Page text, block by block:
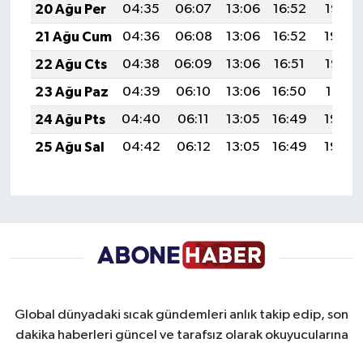
20 Ağu Per
04:35 06:07 13:06 16:52
19:56
21 Ağu Cum
04:36 06:08 13:06 16:52
19:54
22 Ağu Cts
04:38 06:09 13:06 16:51
19:53
23 Ağu Paz
04:39 06:10 13:06 16:50
19:51
24 Ağu Pts
04:40 06:11 13:05 16:49
19:50
25 Ağu Sal
04:42 06:12 13:05 16:49 19:48
Global dünyadaki sıcak gündemleri anlık takip edip, son
dakika haberleri güncel ve tarafsız olarak okuyucularına